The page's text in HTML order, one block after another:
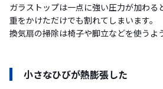
ガラストップは一点に強い圧力が加わる
重をかけただけでも割れてしまいます。
換気扇の掃除は椅子や脚立などを使うよ
小さなひびが熱膨張した